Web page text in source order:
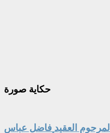
حكاية صورة
المرحوم العقيد فاضل عباس